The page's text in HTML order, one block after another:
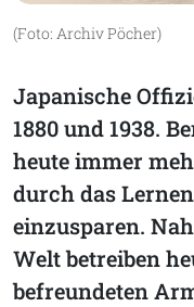
(Foto: Archiv Pöcher)
Japanische
1880 und 1938.
heute immer
durch das
einzusparen.
Welt betreiben
befreundeten